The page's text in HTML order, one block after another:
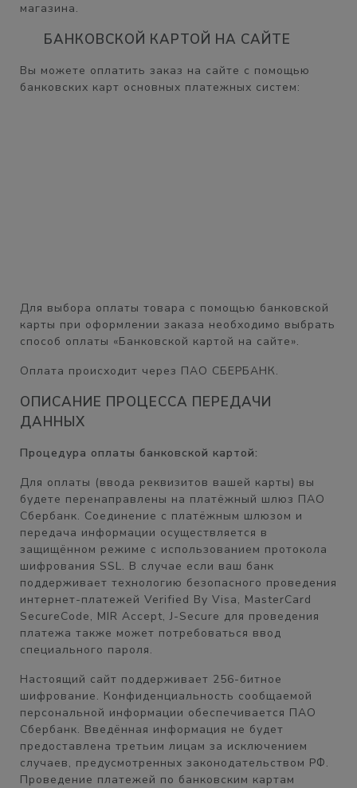
магазина.
БАНКОВСКОЙ КАРТОЙ НА САЙТЕ
Вы можете оплатить заказ на сайте с помощью
банковских карт основных платежных систем:
Для выбора оплаты товара с помощью банковской
карты при оформлении заказа необходимо выбрать
способ оплаты «Банковской картой на сайте».
Оплата происходит через ПАО СБЕРБАНК.
ОПИСАНИЕ ПРОЦЕССА ПЕРЕДАЧИ
ДАННЫХ
Процедура оплаты банковской картой:
Для оплаты (ввода реквизитов вашей карты) вы
будете перенаправлены на платёжный шлюз ПАО
Сбербанк. Соединение с платёжным шлюзом и
передача информации осуществляется в
защищённом режиме с использованием протокола
шифрования SSL. В случае если ваш банк
поддерживает технологию безопасного проведения
интернет-платежей Verified By Visa, MasterCard
SecureCode, MIR Accept, J-Secure для проведения
платежа также может потребоваться ввод
специального пароля.
Настоящий сайт поддерживает 256-битное
шифрование. Конфиденциальность сообщаемой
персональной информации обеспечивается ПАО
Сбербанк. Введённая информация не будет
предоставлена третьим лицам за исключением
случаев, предусмотренных законодательством РФ.
Проведение платежей по банковским картам